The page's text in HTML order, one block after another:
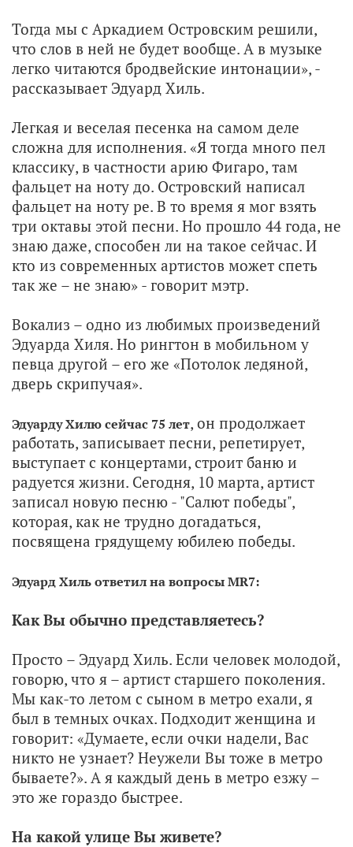
Тогда мы с Аркадием Островским решили,
что слов в ней не будет вообще. А в музыке
легко читаются бродвейские интонации», -
рассказывает Эдуард Хиль.
Легкая и веселая песенка на самом деле
сложна для исполнения. «Я тогда много пел
классику, в частности арию Фигаро, там
фальцет на ноту до. Островский написал
фальцет на ноту ре. В то время я мог взять
три октавы этой песни. Но прошло 44 года, не
знаю даже, способен ли на такое сейчас. И
кто из современных артистов может спеть
так же – не знаю» - говорит мэтр.
Вокализ – одно из любимых произведений
Эдуарда Хиля. Но рингтон в мобильном у
певца другой – его же «Потолок ледяной,
дверь скрипучая».
Эдуарду Хилю сейчас 75 лет, он продолжает
работать, записывает песни, репетирует,
выступает с концертами, строит баню и
радуется жизни. Сегодня, 10 марта, артист
записал новую песню - "Салют победы",
которая, как не трудно догадаться,
посвящена грядущему юбилею победы.
Эдуард Хиль ответил на вопросы MR7:
Как Вы обычно представляетесь?
Просто – Эдуард Хиль. Если человек молодой,
говорю, что я – артист старшего поколения.
Мы как-то летом с сыном в метро ехали, я
был в темных очках. Подходит женщина и
говорит: «Думаете, если очки надели, Вас
никто не узнает? Неужели Вы тоже в метро
бываете?». А я каждый день в метро езжу –
это же гораздо быстрее.
На какой улице Вы живете?